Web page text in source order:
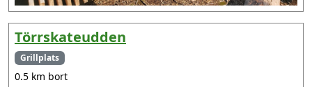
Törrskateudden
Grillplats
0.5 km bort